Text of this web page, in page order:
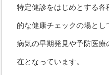
特定健診をはじめとする
的な健康チェックの場とし
病気の早期発見や予防医
在となっています。